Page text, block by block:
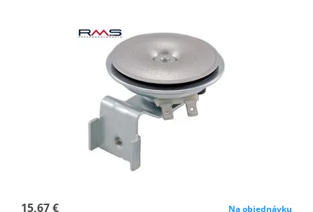
15,67 € Na objednávku